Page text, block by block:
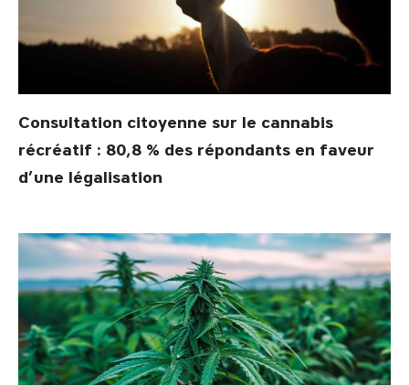
Consultation citoyenne sur le cannabis
récréatif : 80,8 % des répondants en faveur
d’une légalisation